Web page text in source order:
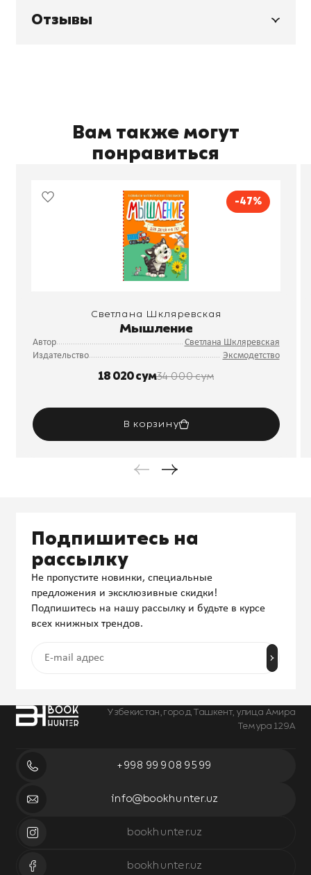
Отзывы
Вам также могут
понравиться
-47%
Светлана Шкляревская
Мышление
Автор
Светлана Шкляревская
Издательство
Эксмодетство
18 020 сум34 000 сум
В корзину
Узбекистан, город Ташкент, улица Амира
Темура 129А
+998 99 908 95 99
info@bookhunter.uz
bookhunter.uz
bookhunter.uz
Подпишитесь на
рассылку
Не пропустите новинки, специальные
предложения и эксклюзивные скидки!
Подпишитесь на нашу рассылку и будьте в курсе
всех книжных трендов.